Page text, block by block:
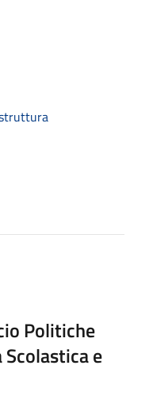
Politiche
e